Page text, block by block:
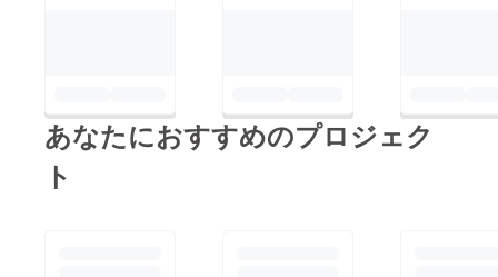
あなたにおすすめのプロジェク
ト